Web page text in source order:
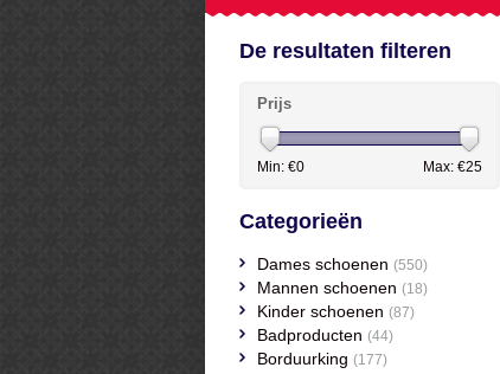
De resultaten filteren
Prijs
Min: €0 Max: €25
Categorieën
Dames schoenen (550)
Mannen schoenen (18)
Kinder schoenen (87)
Badproducten (44)
Borduurking (177)